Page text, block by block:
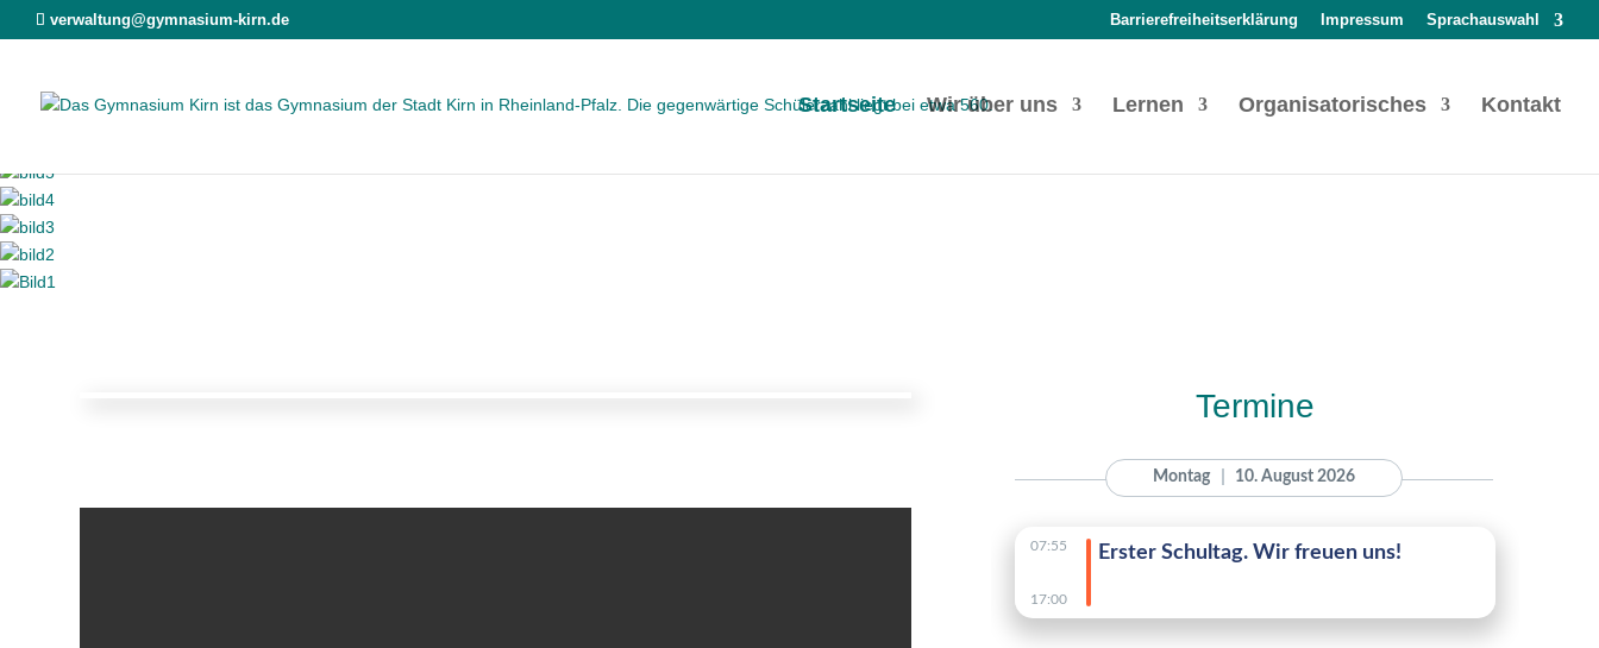
verwaltung@gymnasium-kirn.de Barrierefreiheitserklärung Impressum Sprachauswahl
Startseite Wir über uns Lernen Organisatorisches Kontakt
Termine